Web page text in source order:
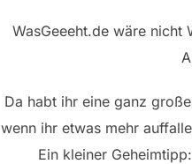
WasGeeeht.de wäre nicht
Da habt ihr eine ganz
wenn ihr etwas mehr
Ein kleiner